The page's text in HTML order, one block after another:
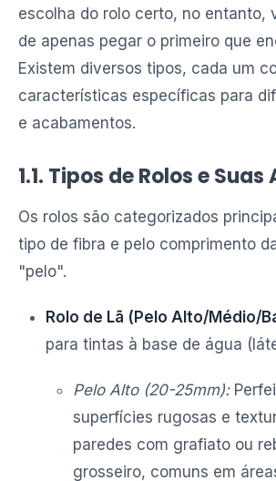
escolha do rolo certo, no entanto,
de apenas pegar o primeiro que
Existem diversos tipos, cada um
características específicas para
e acabamentos.
1.1. Tipos de Rolos e
Os rolos são categorizados
tipo de fibra e pelo comprimento
"pelo".
Rolo de Lã (Pelo Alto/Médio/
para tintas à base de água
Pelo Alto (20-25mm):
superfícies rugosas e
paredes com grafiato ou
grosseiro, comuns em